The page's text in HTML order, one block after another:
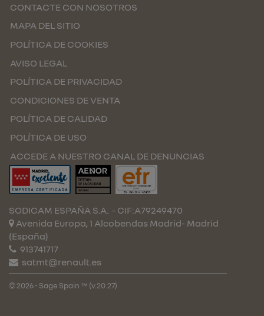
CONTACTE CON NOSOTROS
MAPA DEL SITIO
POLÍTICA DE COOKIES
AVISO LEGAL
POLÍTICA DE PRIVACIDAD
CONDICIONES DE VENTA
POLÍTICA DE CALIDAD
POLÍTICA DE USO
ACCEDE A NUESTRO CANAL DE DENUNCIAS
SODICAM ESPAÑA S.A. - CIF:A79249470
Avenida Europa, 1 Alcobendas Madrid- Madrid
(España)
913741717
satmt@renault.es
© 2026 - Sage Spain ™ (v.20.27)